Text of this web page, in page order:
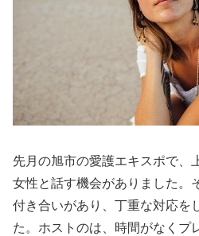
先月の旭市の愛護エキスポで、
女性と話す機会がありました。
付き合いがあり、丁重な対応を
た。ホストのは、時間がなくプ